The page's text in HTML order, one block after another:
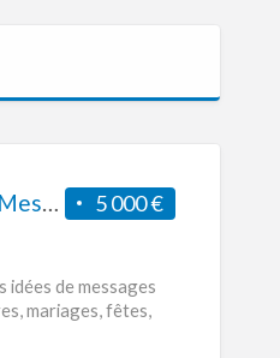
5 000 €
Juste-Un-Message.fr – Idées de Messages & Vœux – Monétisé via Ezoic et SEO optimisé
idées de messages
mariages, fêtes,